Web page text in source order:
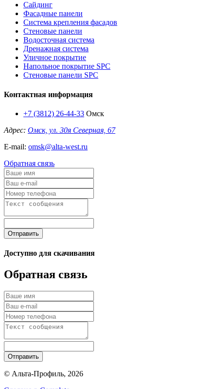
Сайдинг
Фасадные панели
Система крепления фасадов
Стеновые панели
Водосточная система
Дренажная система
Уличное покрытие
Напольное покрытие SPC
Стеновые панели SPC
Контактная информация
+7 (3812) 26-44-33 Омск
Адрес: Омск, ул. 30я Северная, 67
E-mail: omsk@alta-west.ru
Обратная связь
Отправить
Доступно для скачивания
Обратная связь
Отправить
© Альта-Профиль, 2026